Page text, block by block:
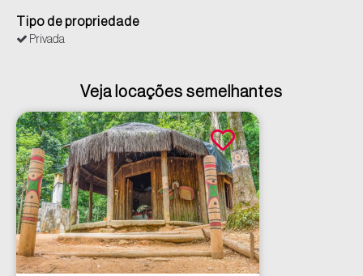
Tipo de propriedade
Privada
Veja locações semelhantes